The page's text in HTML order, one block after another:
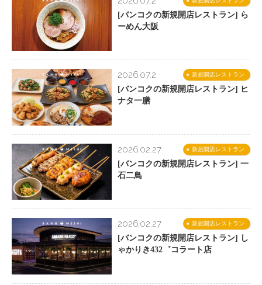
[バンコクの新規開店レストラン] ら
ーめん大阪
新規開店レストラン
2026.07.2
[バンコクの新規開店レストラン] ヒ
ナタ一膳
新規開店レストラン
2026.02.27
[バンコクの新規開店レストラン] 一
石二鳥
新規開店レストラン
2026.02.27
[バンコクの新規開店レストラン] し
ゃかりき432゛コラート店